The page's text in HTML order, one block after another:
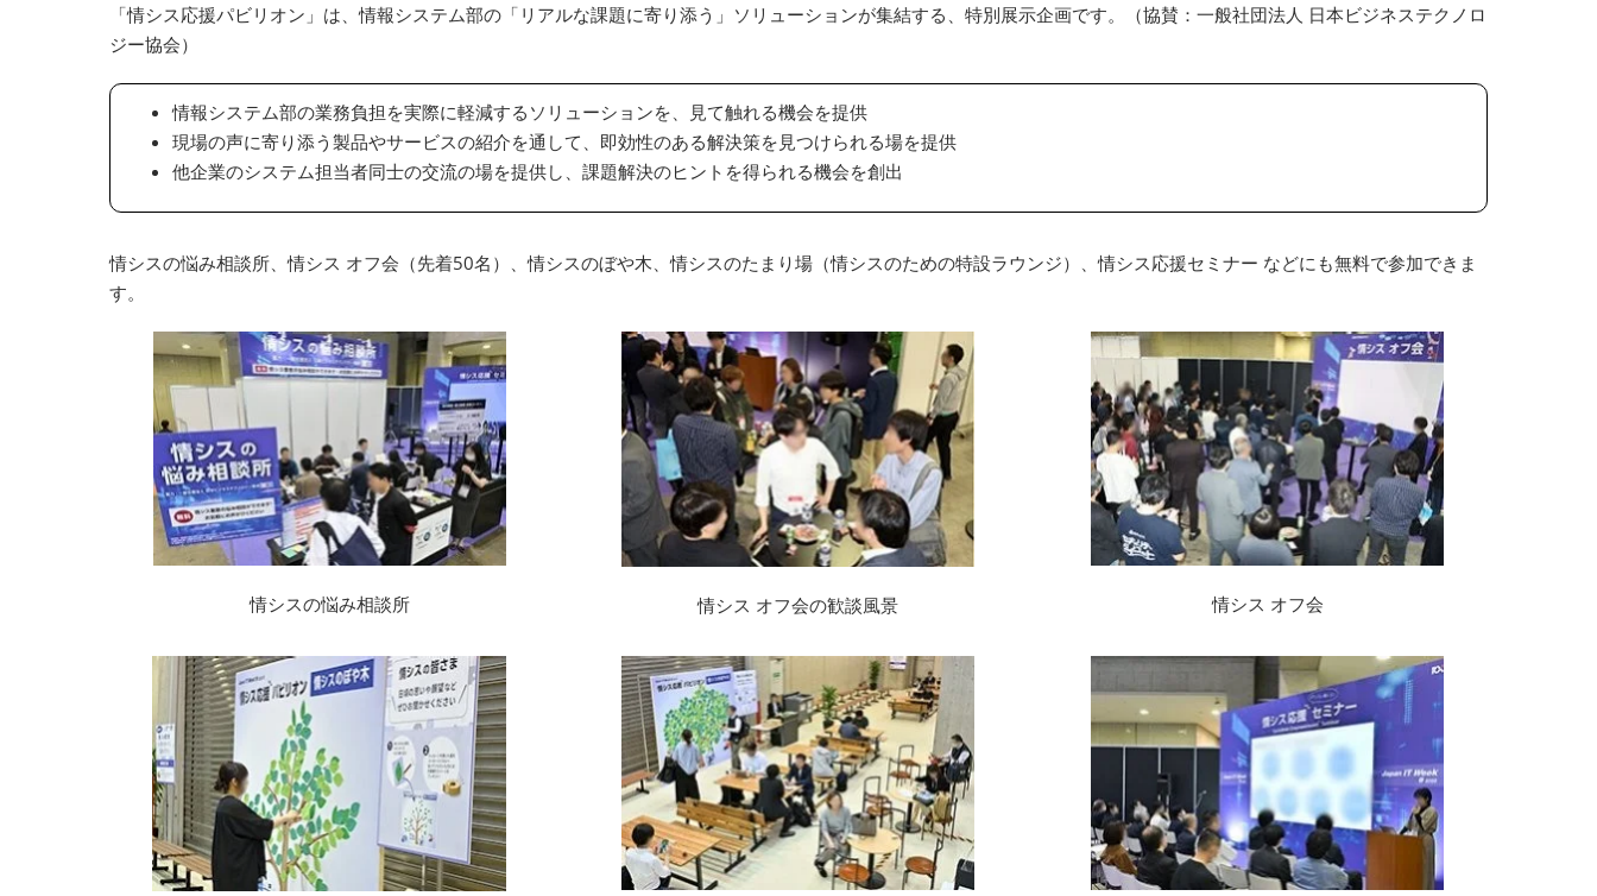
「情シス応援パビリオン」は、情報システム部の「リアルな課題に寄り添う」ソリューションが集結する、特別展示企画​です。（協賛：一般社団法人 日本ビジネステクノロ
ジー協会）
情報システム部の業務負担を実際に軽減するソリューションを、見て触れる機会を提供
現場の声に寄り添う製品やサービスの紹介を通して、即効性のある解決策を見つけられる場を提供
他企業のシステム担当者同士の交流の場を提供し、課題解決のヒントを得られる機会を創出
情シスの悩み相談所、情シス オフ会（先着50名）、情シスのぼや木、情シスのたまり場（情シスのための特設ラウンジ）、情シス応援セミナー などにも無料で参加できま
す。
情シスの悩み相談所 情シス オフ会の歓談風景 情シス オフ会